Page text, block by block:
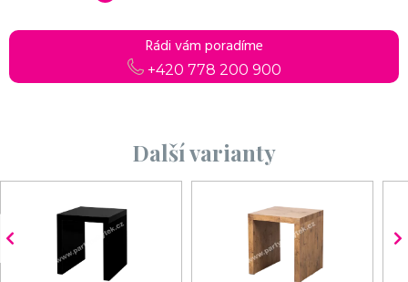
Rádi vám poradíme
+420 778 200 900
Další varianty